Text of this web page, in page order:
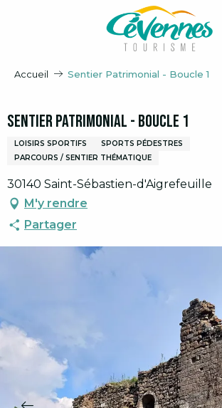
Accueil Sentier Patrimonial - Boucle 1
Sentier Patrimonial - Boucle 1
LOISIRS SPORTIFS
SPORTS PÉDESTRES
PARCOURS / SENTIER THÉMATIQUE
30140 Saint-Sébastien-d'Aigrefeuille
M'y rendre
Partager